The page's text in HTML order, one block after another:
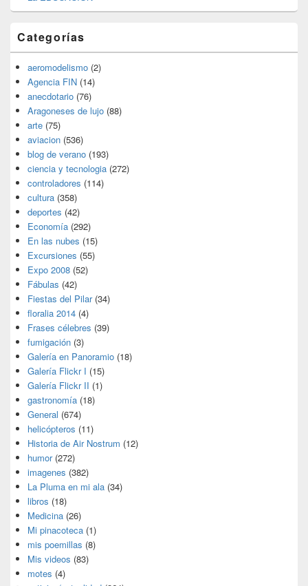
Categorías
aeromodelismo (2)
Agencia FIN (14)
anecdotario (76)
Aragoneses de lujo (88)
arte (75)
aviacion (536)
blog de verano (193)
ciencia y tecnologia (272)
controladores (114)
cultura (358)
deportes (42)
Economía (292)
En las nubes (15)
Excursiones (55)
Expo 2008 (52)
Fábulas (42)
Fiestas del Pilar(34)
floralia 2014 (4)
Frases célebres (39)
fumigación (3)
Galería en Panoramio (18)
Galería Flickr I (15)
Galería Flickr II (1)
gastronomía (18)
General (674)
helicópteros (11)
Historia de Air Nostrum (12)
humor(272)
imagenes (382)
La Pluma en mi ala (34)
libros (18)
Medicina (26)
Mi pinacoteca (1)
mis poemillas (8)
Mis videos (83)
motes (4)